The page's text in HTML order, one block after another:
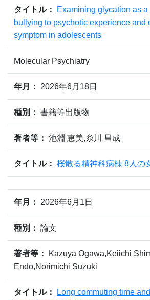
タイトル：
Examining glycation as
bullying to psychotic experience and
symptom in adolescents
Molecular Psychiatry
年月： 2026年6月18日
種別： 書籍等出版物
著者等： 池淵 恵美,糸川 昌成
タイトル： 桜散る精神科病棟 8人の
年月： 2026年6月1日
種別： 論文
著者等：
Kazuya Ogawa,Keiichi
Endo,Norimichi Suzuki
タイトル：
Long commuting time